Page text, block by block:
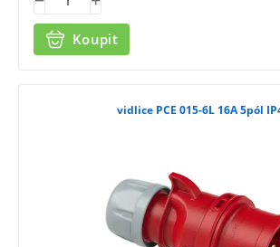
Koupit
vidlice PCE 015-6L 16A 5pól